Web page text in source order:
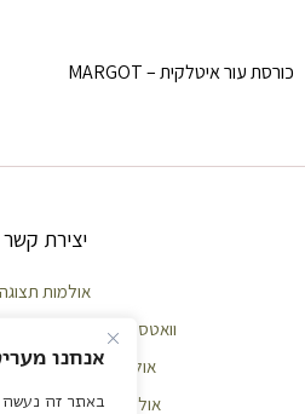
אנחנו
כורסת עור איטלקית – MARGOT
יצירת קשר
אולמות תצוגה
וואטסאפ שירות לקוחות – 058-5921010
אולם תצוגה חיפה – 04-8422642
אולם תצוגה הרצליה – 03-7581111